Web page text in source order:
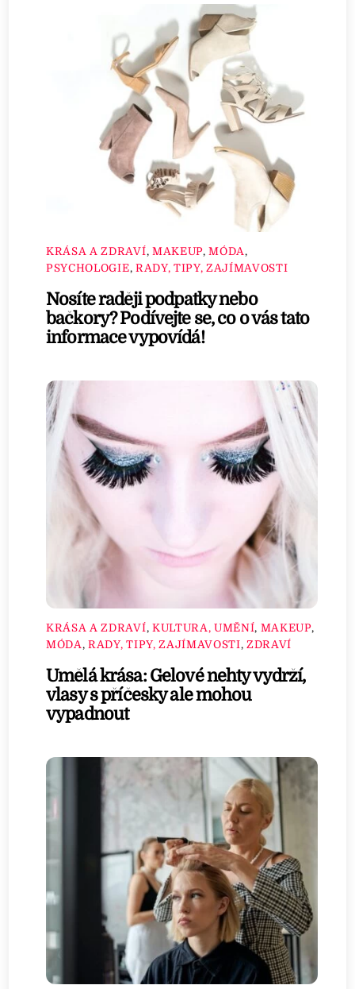
KRÁSA A ZDRAVÍ, MAKEUP,MÓDA,
PSYCHOLOGIE, RADY, TIPY, ZAJÍMAVOSTI
Nosíte raději podpatky nebo
bačkory? Podívejte se, co o vás tato
informace vypovídá!
KRÁSA A ZDRAVÍ, KULTURA, UMĚNÍ, MAKEUP,
MÓDA ,RADY, TIPY, ZAJÍMAVOSTI,ZDRAVÍ
Umělá krása: Gelové nehty vydrží,
vlasy s příčesky ale mohou
vypadnout